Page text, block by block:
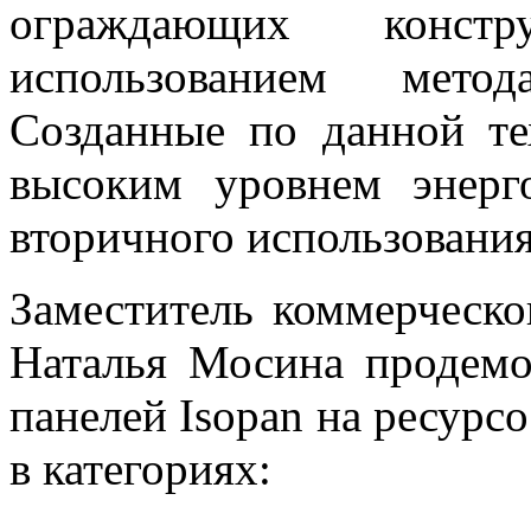
ограждающих
использованием
Cозданные по данной
высоким уровнем
вторичного
Заместитель
Наталья Мосина
панелей Isopan на
в категориях: